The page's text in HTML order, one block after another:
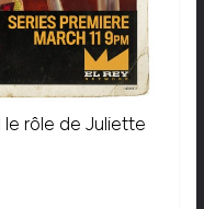
rôle de Juliette